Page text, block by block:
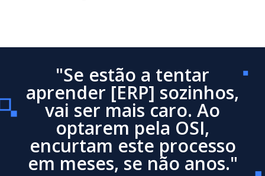
"Se estão a tentar
aprender [ERP] sozinhos,
vai ser mais caro. Ao
optarem pela OSI,
encurtam este processo
em meses, se não anos."